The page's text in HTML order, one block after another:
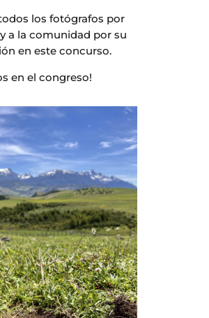
los fotógrafos por
a la comunidad por su
en este concurso.
en el congreso!